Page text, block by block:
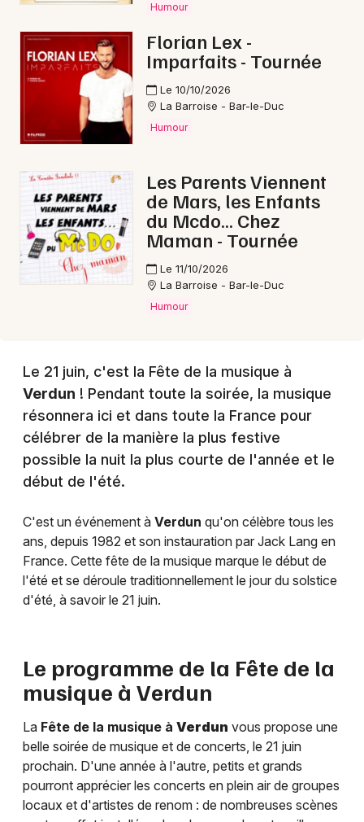
Choisir mes départements
Mon email
Je m'abonne
Humour
Florian Lex -
Imparfaits - Tournée
Le 10/10/2026
La Barroise - Bar-le-Duc
Humour
Les Parents Viennent
de Mars, les Enfants
du Mcdo... Chez
Maman - Tournée
Le 11/10/2026
La Barroise - Bar-le-Duc
Humour
Le 21 juin, c'est la Fête de la musique à
Verdun ! Pendant toute la soirée, la musique
résonnera ici et dans toute la France pour
célébrer de la manière la plus festive
possible la nuit la plus courte de l'année et le
début de l'été.
C'est un événement à Verdun qu'on célèbre tous les
ans, depuis 1982 et son instauration par Jack Lang en
France. Cette fête de la musique marque le début de
l'été et se déroule traditionnellement le jour du solstice
d'été, à savoir le 21 juin.
Le programme de la Fête de la
musique à Verdun
La Fête de la musique à Verdun vous propose une
belle soirée de musique et de concerts, le 21 juin
prochain. D'une année à l'autre, petits et grands
pourront apprécier les concerts en plein air de groupes
locaux et d'artistes de renom : de nombreuses scènes